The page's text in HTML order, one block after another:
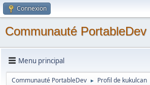
Connexion
Communauté PortableDev
Menu principal
Communauté PortableDev ► Profil de kukulcan